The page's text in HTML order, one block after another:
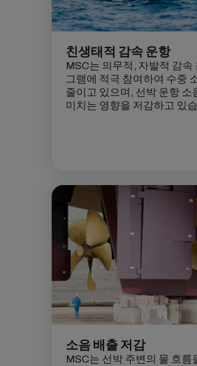
친생태적 감속 운항
MSC는 의무적, 자발적 감속
그램에 적극 참여하여 수중
줄이고 있으며, 선박 운항 소
미치는 영향을 저감하고 있
소음 배출 저감
MSC는 선박 주변의 물 흐름